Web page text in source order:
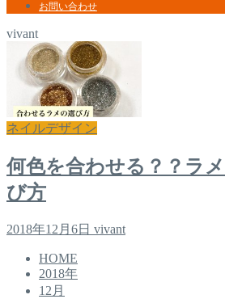
お問い合わせ
vivant
ネイルデザイン
何色を合わせる？？ラ
び方
2018年12月6日 vivant
HOME
2018年
12月